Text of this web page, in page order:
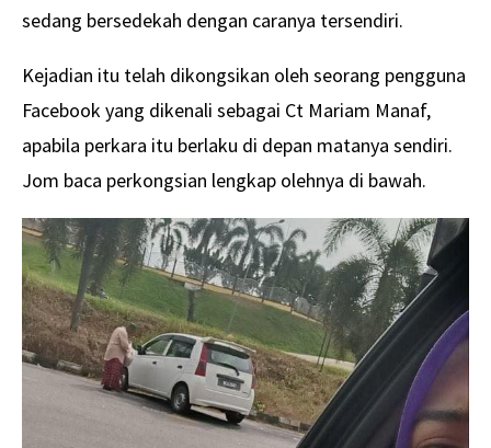
sedang bersedekah dengan caranya tersendiri.
Kejadian itu telah dikongsikan oleh seorang pengguna
Facebook yang dikenali sebagai Ct Mariam Manaf,
apabila perkara itu berlaku di depan matanya sendiri.
Jom baca perkongsian lengkap olehnya di bawah.